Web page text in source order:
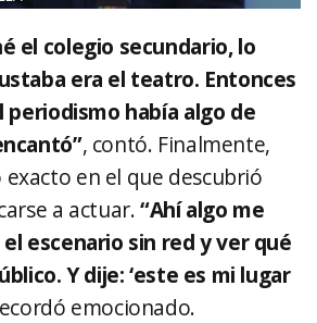
el colegio secundario, lo
era el teatro. Entonces
periodismo había algo de
, contó. Finalmente,
en el que descubrió
a actuar.“Ahí algo me
escenario sin red y ver qué
Y dije: ‘este es mi lugar
emocionado.